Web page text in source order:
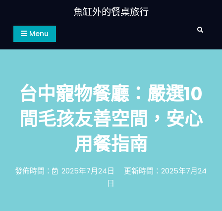
content
魚缸外的餐桌旅行
Menu Search
台中寵物餐廳：嚴選10
間毛孩友善空間，安心
用餐指南
發佈時間： 2025年7月24日
更新時間：2025年7月24
日